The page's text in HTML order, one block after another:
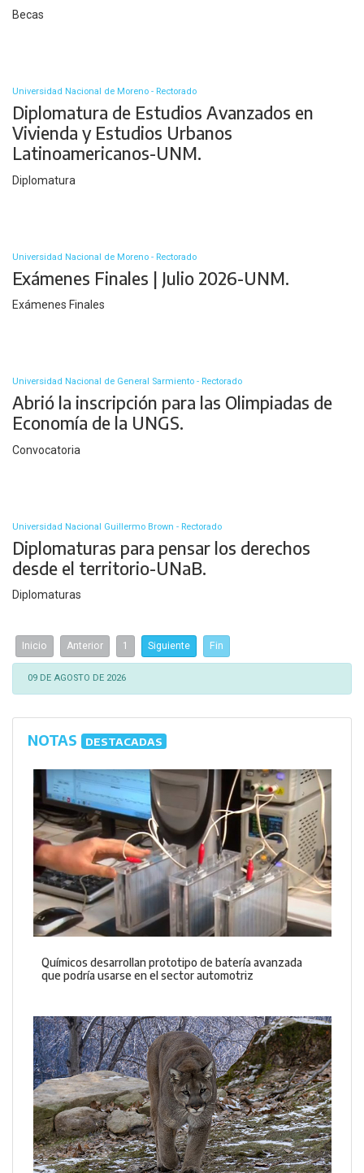
Becas
Universidad Nacional de Moreno - Rectorado
Diplomatura de Estudios Avanzados en
Vivienda y Estudios Urbanos
Latinoamericanos-UNM.
Diplomatura
Universidad Nacional de Moreno - Rectorado
Exámenes Finales | Julio 2026-UNM.
Exámenes Finales
Universidad Nacional de General Sarmiento - Rectorado
Abrió la inscripción para las Olimpiadas de
Economía de la UNGS.
Convocatoria
Universidad Nacional Guillermo Brown - Rectorado
Diplomaturas para pensar los derechos
desde el territorio-UNaB.
Diplomaturas
Inicio Anterior 1 Siguiente Fin
09 DE AGOSTO DE 2026
NOTAS DESTACADAS
Químicos desarrollan prototipo de batería avanzada
que podría usarse en el sector automotriz